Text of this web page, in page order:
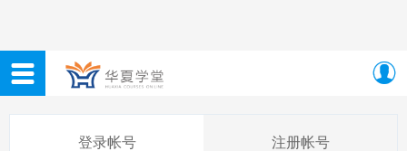
登录帐号 注册帐号